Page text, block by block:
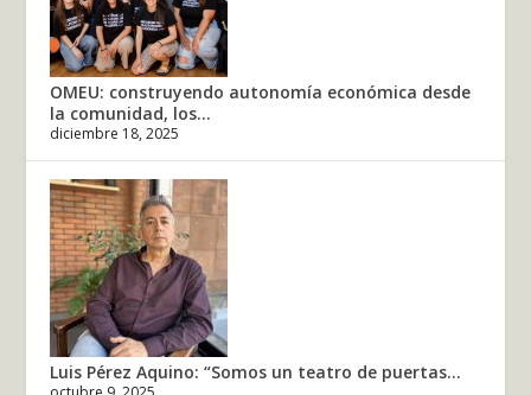
OMEU: construyendo autonomía económica desde
la comunidad, los...
diciembre 18, 2025
Luis Pérez Aquino: “Somos un teatro de puertas...